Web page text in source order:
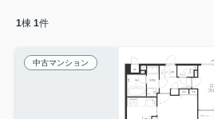
1棟 1件
中古マンション